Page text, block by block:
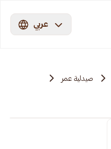
عربي
صيدلية عمر